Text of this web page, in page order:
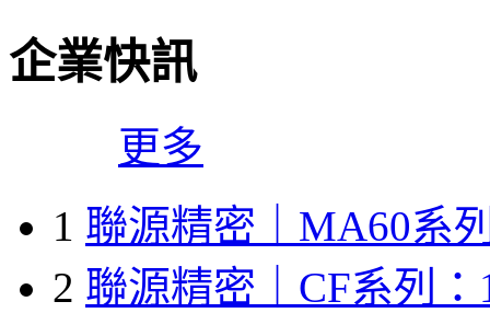
企業快訊
更多
1 聯源精密｜MA60系
2 聯源精密｜CF系列：